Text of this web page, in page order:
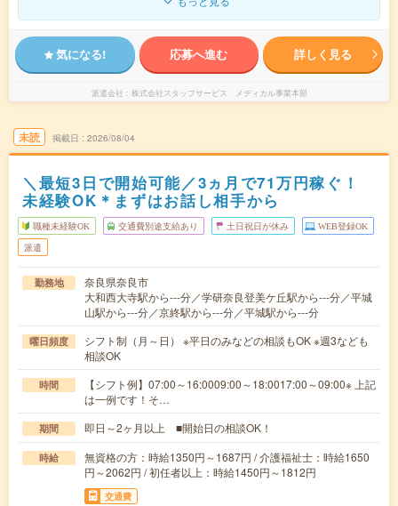
気になる! 応募へ進む 詳しく見る
派遣会社 株式会社スタッフサービス メディカル事業本部
未読 掲載日 2026/08/04
＼最短3日で開始可能／3ヵ月で71万円稼ぐ！
未経験OK＊まずはお話し相手から
職種未経験OK 交通費別途支給あり 土日祝日が休み WEB登録OK
派遣
勤務地
奈良県奈良市
大和西大寺駅から---分／学研奈良登美ケ丘駅から---分／平城
山駅から---分／京終駅から---分／平城駅から---分
曜日頻度
シフト制（月～日） ※平日のみなどの相談もOK ※週3なども
相談OK
時間
【シフト例】07:00～16:0009:00～18:0017:00～09:00※ 上記
は一例です！そ…
期間 即日～2ヶ月以上 ■開始日の相談OK！
時給
無資格の方：時給1350円～1687円 / 介護福祉士：時給1650
円～2062円 / 初任者以上：時給1450円～1812円
交通費